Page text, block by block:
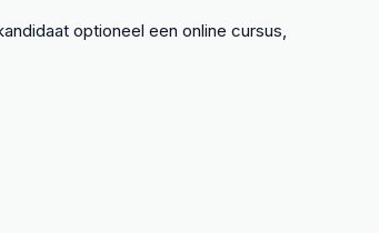
optioneel een online cursus,